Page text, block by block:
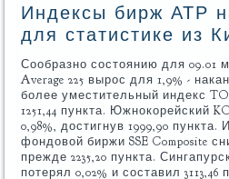
Индексы бирж АТР
для статистике из
Сообразно состоянию для 09.01
Average 225 вырос для 1,9% -
более уместительный индекс
1251,44 пункта. Южнокорейский
0,98%, достигнув 1999,90
фондовой биржи SSE Composite
прежде 2235,20 пункта.
потерял 0,02% и составил 3113,46